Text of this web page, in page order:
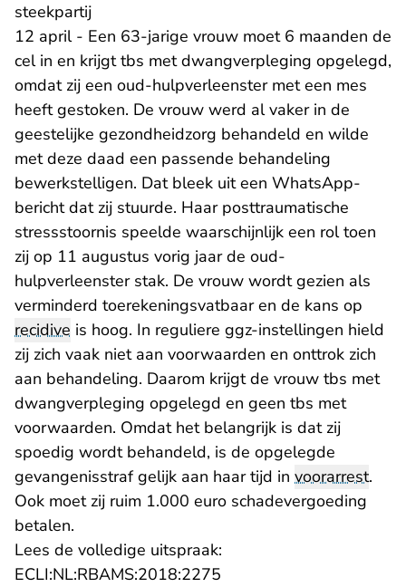
steekpartij
12 april - Een 63-jarige vrouw moet 6 maanden de
cel in en krijgt tbs met dwangverpleging opgelegd,
omdat zij een oud-hulpverleenster met een mes
heeft gestoken. De vrouw werd al vaker in de
geestelijke gezondheidzorg behandeld en wilde
met deze daad een passende behandeling
bewerkstelligen. Dat bleek uit een WhatsApp-
bericht dat zij stuurde. Haar posttraumatische
stressstoornis speelde waarschijnlijk een rol toen
zij op 11 augustus vorig jaar de oud-
hulpverleenster stak. De vrouw wordt gezien als
verminderd toerekeningsvatbaar en de kans op
recidive is hoog. In reguliere ggz-instellingen hield
zij zich vaak niet aan voorwaarden en onttrok zich
aan behandeling. Daarom krijgt de vrouw tbs met
dwangverpleging opgelegd en geen tbs met
voorwaarden. Omdat het belangrijk is dat zij
spoedig wordt behandeld, is de opgelegde
gevangenisstraf gelijk aan haar tijd in voorarrest.
Ook moet zij ruim 1.000 euro schadevergoeding
betalen.
Lees de volledige uitspraak:
ECLI:NL:RBAMS:2018:2275